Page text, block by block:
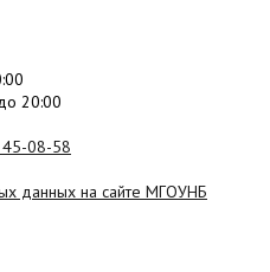
20:00
45-08-58
данных на сайте МГОУНБ